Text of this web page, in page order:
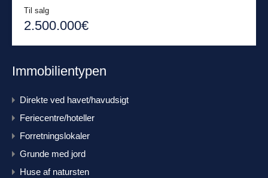
Til salg
2.500.000€
Immobilientypen
Direkte ved havet/havudsigt
Feriecentre/hoteller
Forretningslokaler
Grunde med jord
Huse af natursten